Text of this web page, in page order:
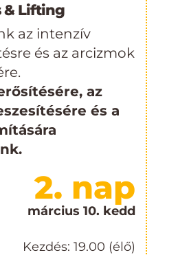
& Lifting
az intenzív
és az arcizmok
az
és a
2. nap
március 10. kedd
Kezdés: 19.00 (élő)